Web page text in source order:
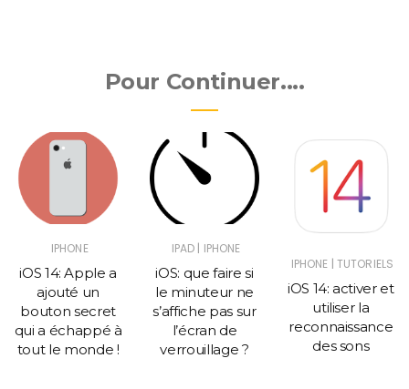
Pour Continuer....
IPHONE
iOS 14: Apple a
ajouté un
bouton secret
qui a échappé à
tout le monde !
IPAD | IPHONE
iOS: que faire si
le minuteur ne
s’affiche pas sur
l’écran de
verrouillage ?
IPHONE | TUTORIELS
iOS 14: activer et
utiliser la
reconnaissance
des sons